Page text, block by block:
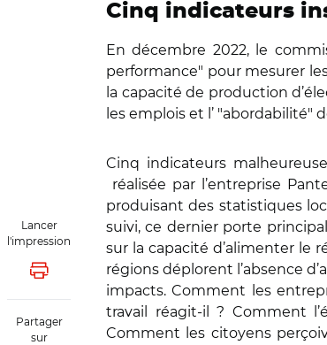
Lancer
l'impression
Lancer l'impression
Partager
sur
Cinq indicateurs
En décembre 2022, le
performance" pour mesurer
la capacité de production
les emplois et l’ "abordabilité"
Cinq indicateurs
réalisée par l’entreprise
produisant des statistiques
suivi, ce dernier porte
sur la capacité d’alimenter le
régions déplorent l’absence
impacts. Comment les
travail réagit-il ? Comment
Comment les citoyens